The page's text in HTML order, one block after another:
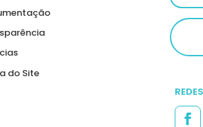
do Site